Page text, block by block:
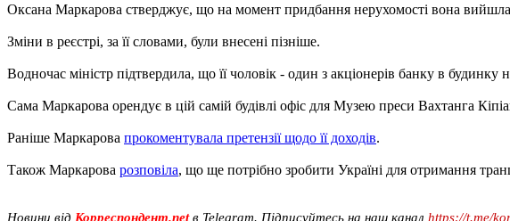
Оксана Маркарова стверджує, що на момент придбання нерухомості вона вийшла
Зміни в реєстрі, за її словами, були внесені пізніше.
Водночас міністр підтвердила, що її чоловік - один з акціонерів банку в
Сама Маркарова орендує в цій самій будівлі офіс для Музею преси Вахтанга
Раніше Маркарова прокоментувала претензії щодо її доходів.
Також Маркарова розповіла, що ще потрібно зробити Україні для отримання
Новини від Корреспондент.netв Telegram. Підписуйтесь на наш канал https://t.me/